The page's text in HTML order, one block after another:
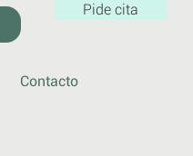
Pide cita
Contacto